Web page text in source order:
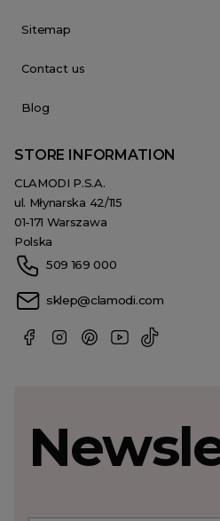
Sitemap
Contact us
Blog
STORE INFORMATION
CLAMODI P.S.A.
ul. Młynarska 42/115
01-171 Warszawa
Polska
509 169 000
sklep@clamodi.com